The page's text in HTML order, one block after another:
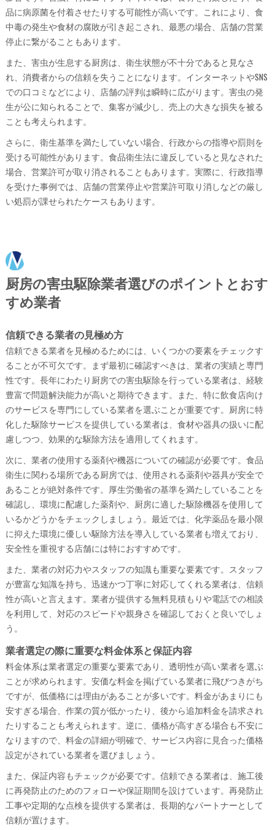
品に病原菌を付着させたりする可能性が高いです。これにより、食
中毒の発生や食材の腐敗が引き起こされ、最悪の場合、店舗の営業
停止に繋がることもあります。
また、害虫が生息する厨房は、衛生状態が不十分であると見なさ
れ、消費者からの信頼を失うことになります。インターネットやSNS
での口コミなどにより、店舗の評判は瞬時に広がります。害虫の発
生が公に知られることで、集客が減少し、売上の大きな損失を被る
ことも考えられます。
さらに、衛生基準を満たしていない場合、行政からの指導や罰則を
受ける可能性があります。食品衛生法に違反していると見なされた
場合、営業許可が取り消されることもあります。実際に、行政指導
を受けた事例では、店舗の営業停止や営業許可取り消しなどの厳し
い処罰が課せられたケースもあります。
厨房の害虫駆除業者選びのポイントとおす
すめ業者
信頼できる業者の見極め方
信頼できる業者を見極めるためには、いくつかの要素をチェックす
ることが不可欠です。まず最初に確認すべきは、業者の実績と専門
性です。長年にわたり厨房での害虫駆除を行っている業者は、経験
豊富で問題解決能力が高いと期待できます。また、特に飲食店向け
のサービスを専門にしている業者を選ぶことが重要です。厨房に特
化した駆除サービスを提供している業者は、食材や器具の扱いに配
慮しつつ、効果的な駆除方法を適用してくれます。
次に、業者の使用する薬剤や機器についての確認が必要です。食品
衛生に関わる場所である厨房では、使用される薬剤や器具が安全で
あることが絶対条件です。厚生労働省の基準を満たしていることを
確認し、環境に配慮した薬剤や、厨房に適した駆除機器を使用して
いるかどうかをチェックしましょう。最近では、化学薬品を最小限
に抑えた環境に優しい駆除方法を導入している業者も増えており、
安全性を重視する店舗には特におすすめです。
また、業者の対応力やスタッフの知識も重要な要素です。スタッフ
が豊富な知識を持ち、迅速かつ丁寧に対応してくれる業者は、信頼
性が高いと言えます。業者が提供する無料見積もりや電話での相談
を利用して、対応のスピードや親身さを確認しておくと良いでしょ
う。
業者選定の際に重要な料金体系と保証内容
料金体系は業者選定の重要な要素であり、透明性が高い業者を選ぶ
ことが求められます。安価な料金を掲げている業者に飛びつきがち
ですが、低価格には理由があることが多いです。料金があまりにも
安すぎる場合、作業の質が低かったり、後から追加料金を請求され
たりすることも考えられます。逆に、価格が高すぎる場合も不安に
なりますので、料金の詳細が明確で、サービス内容に見合った価格
設定がされている業者を選びましょう。
また、保証内容もチェックが必要です。信頼できる業者は、施工後
に再発防止のためのフォローや保証期間を設けています。再発防止
工事や定期的な点検を提供する業者は、長期的なパートナーとして
信頼が置けます。